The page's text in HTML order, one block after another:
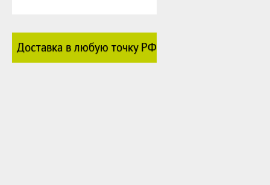
Доставка в любую точку РФ